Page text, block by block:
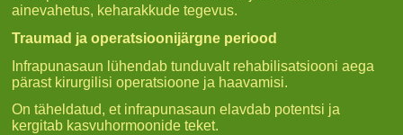
ainevahetus, keharakkude tegevus.
Traumad ja operatsioonijärgne periood
Infrapunasaun lühendab tunduvalt rehabilisatsiooni aega
pärast kirurgilisi operatsioone ja haavamisi.
On täheldatud, et infrapunasaun elavdab potentsi ja
kergitab kasvuhormoonide teket.